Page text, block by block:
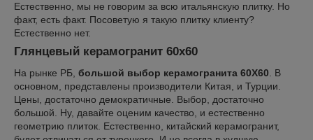
Естественно, мы не говорим за всю итальянскую плитку. Но
факт, есть факт. Посоветую я такую плитку клиенту?
Естественно нет.
Глянцевый керамогранит 60х60
На рынке РБ, большой выбор керамогранита 60Х60 . В
основном, представлены производители Китая, и Турции.
Цены, достаточно демократичные. Выбор, достаточно
большой. Ну, давайте оценим качество, и естественно
геометрию плиток. Естественно, китайский керамогранит,